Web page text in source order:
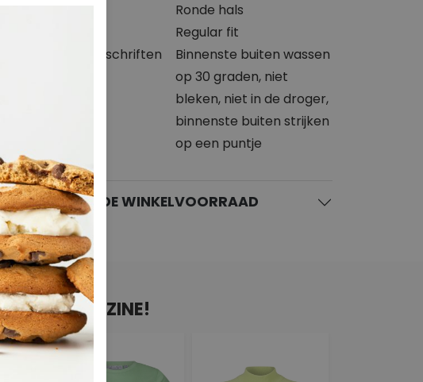
Ronde hals
Regular fit
Wasvoorschriften
Binnenste buiten wassen
op 30 graden, niet
bleken, niet in de droger,
binnenste buiten strijken
op een puntje
BEKIJK DE WINKELVOORRAAD
VAN D-ZINE!